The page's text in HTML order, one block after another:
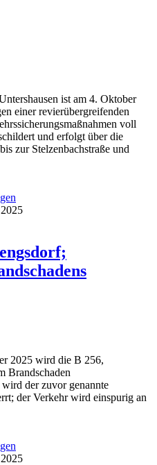
ist am 4. Oktober
einer revierübergreifenden
voll
und erfolgt über die
zur Stelzenbachstraße und
2025 wird die B 256,
Brandschaden
der zuvor genannte
der Verkehr wird einspurig an